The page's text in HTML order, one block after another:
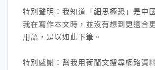
特別聲明：我知道「細思極恐」是中
我在寫作本文時，並沒有想到更適合
用語，是以如此下筆。
特別感謝：幫我用荷蘭文搜尋網路資